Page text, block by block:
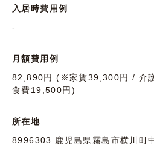
入居時費用例
-
月額費用例
82,890円 (※家賃39,300円 / 介
食費19,500円)
所在地
8996303 鹿児島県霧島市横川町